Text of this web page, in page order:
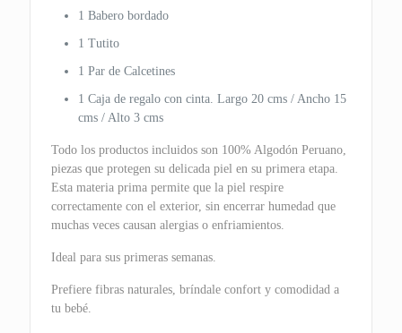
1 Babero bordado
1 Tutito
1 Par de Calcetines
1 Caja de regalo con cinta. Largo 20 cms / Ancho 15
cms / Alto 3 cms
Todo los productos incluidos son 100% Algodón Peruano,
piezas que protegen su delicada piel en su primera etapa.
Esta materia prima permite que la piel respire
correctamente con el exterior, sin encerrar humedad que
muchas veces causan alergias o enfriamientos.
Ideal para sus primeras semanas.
Prefiere fibras naturales, bríndale confort y comodidad a
tu bebé.